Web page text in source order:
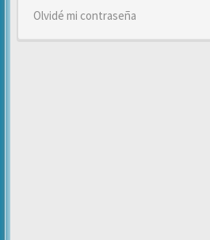
Olvidé mi contraseña